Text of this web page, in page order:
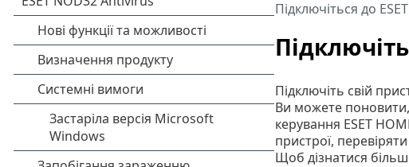
Підключіться до
Підключіть свій
Ви можете
керування ESET
пристрої,
Щоб дізнатися